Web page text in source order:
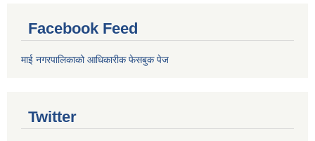
Facebook Feed
माई नगरपालिकाको आधिकारीक फेसबुक पेज
Twitter